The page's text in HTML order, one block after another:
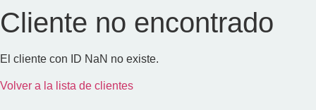
Cliente no encontrado
El cliente con ID NaN no existe.
Volver a la lista de clientes